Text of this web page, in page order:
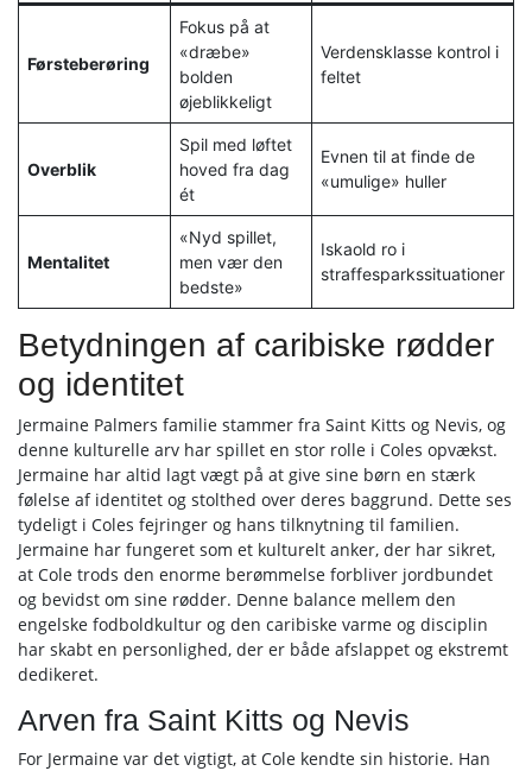
Førsteberøring
Fokus på at
«dræbe»
bolden
øjeblikkeligt
Verdensklasse kontrol i
feltet
Overblik
Spil med løftet
hoved fra dag
ét
Evnen til at finde de
«umulige» huller
Mentalitet
«Nyd spillet,
men vær den
bedste»
Iskaold ro i
straffesparkssituationer
Betydningen af caribiske rødder
og identitet
Jermaine Palmers familie stammer fra Saint Kitts og Nevis, og
denne kulturelle arv har spillet en stor rolle i Coles opvækst.
Jermaine har altid lagt vægt på at give sine børn en stærk
følelse af identitet og stolthed over deres baggrund. Dette ses
tydeligt i Coles fejringer og hans tilknytning til familien.
Jermaine har fungeret som et kulturelt anker, der har sikret,
at Cole trods den enorme berømmelse forbliver jordbundet
og bevidst om sine rødder. Denne balance mellem den
engelske fodboldkultur og den caribiske varme og disciplin
har skabt en personlighed, der er både afslappet og ekstremt
dedikeret.
Arven fra Saint Kitts og Nevis
For Jermaine var det vigtigt, at Cole kendte sin historie. Han